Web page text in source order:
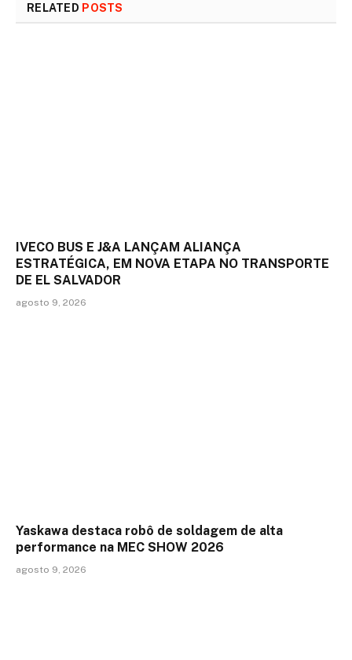
RELATED POSTS
IVECO BUS E J&A LANÇAM ALIANÇA
ESTRATÉGICA, EM NOVA ETAPA NO TRANSPORTE
DE EL SALVADOR
agosto 9, 2026
Yaskawa destaca robô de soldagem de alta
performance na MEC SHOW 2026
agosto 9, 2026